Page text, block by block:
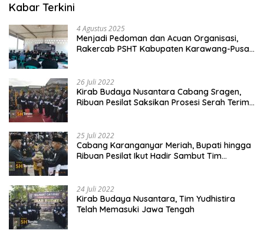
Kabar Terkini
4 Agustus 2025
Menjadi Pedoman dan Acuan Organisasi,
Rakercab PSHT Kabupaten Karawang-Pusat
26 Juli 2022
Kirab Budaya Nusantara Cabang Sragen,
Ribuan Pesilat Saksikan Prosesi Serah Terima
25 Juli 2022
Cabang Karanganyar Meriah, Bupati hingga
Ribuan Pesilat Ikut Hadir Sambut Tim
24 Juli 2022
Kirab Budaya Nusantara, Tim Yudhistira
Telah Memasuki Jawa Tengah